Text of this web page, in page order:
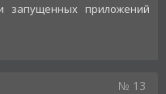
запущенных приложений
№ 13